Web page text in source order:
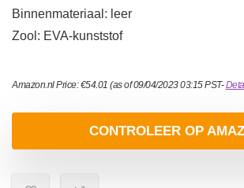
Binnenmateriaal: leer
Zool: EVA-kunststof
Amazon.nl Price:€54.01 (as of 09/04/2023 03:15 PST-
CONTROLEER OP